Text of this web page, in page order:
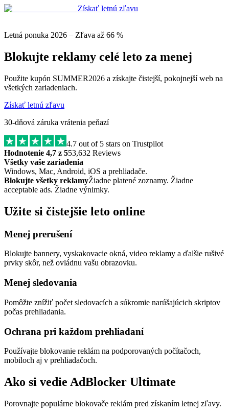
Získať letnú zľavu
Letná ponuka 2026 – Zľava až 66 %
Blokujte reklamy celé leto za menej
Použite kupón SUMMER2026 a získajte čistejší, pokojnejší web na
všetkých zariadeniach.
Získať letnú zľavu
30-dňová záruka vrátenia peňazí
4.7 out of 5 stars on Trustpilot
Hodnotenie 4,7 z 553,632 Reviews
Všetky vaše zariadenia
Windows, Mac, Android, iOS a prehliadače.
Blokujte všetky reklamyŽiadne platené zoznamy. Žiadne
acceptable ads. Žiadne výnimky.
Užite si čistejšie leto online
Menej prerušení
Blokujte bannery, vyskakovacie okná, video reklamy a ďalšie rušivé
prvky skôr, než ovládnu vašu obrazovku.
Menej sledovania
Pomôžte znížiť počet sledovacích a súkromie narúšajúcich skriptov
počas prehliadania.
Ochrana pri každom prehliadaní
Používajte blokovanie reklám na podporovaných počítačoch,
mobiloch aj v prehliadačoch.
Ako si vedie AdBlocker Ultimate
Porovnajte populárne blokovače reklám pred získaním letnej zľavy.